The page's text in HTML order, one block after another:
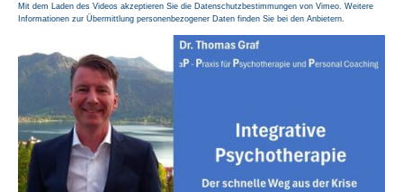
Mit dem Laden des Videos akzeptieren Sie die Datenschutzbestimmungen von Vimeo. Weitere
Informationen zur Übermittlung personenbezogener Daten finden Sie bei den Anbietern.